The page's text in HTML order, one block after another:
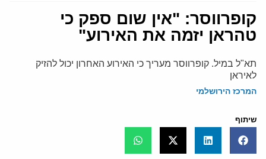
קופרווסר: "אין שום ספק כי
טהראן יזמה את האירוע"
תא"ל במיל. קופרווסר מעריך כי האירוע האחרון יכול להזיק
לאיראן
המרכז הירושלמי
שיתוף